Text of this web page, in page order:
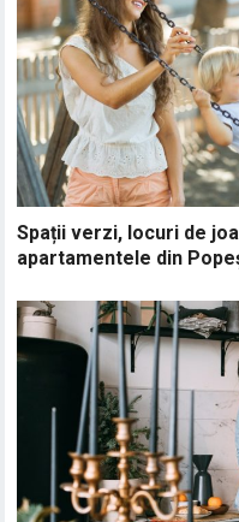
Spații verzi, locuri de
apartamentele din